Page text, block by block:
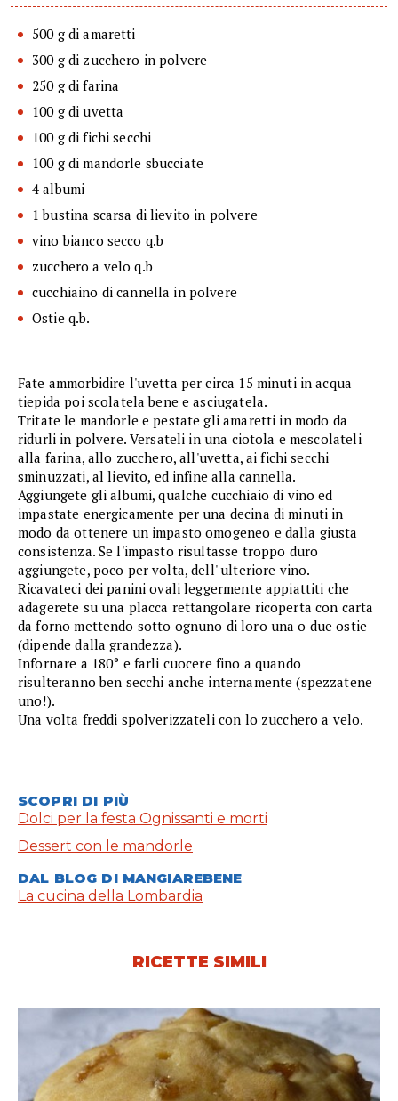
500 g di amaretti
300 g di zucchero in polvere
250 g di farina
100 g di uvetta
100 g di fichi secchi
100 g di mandorle sbucciate
4 albumi
1 bustina scarsa di lievito in polvere
vino bianco secco q.b
zucchero a velo q.b
cucchiaino di cannella in polvere
Ostie q.b.
Fate ammorbidire l'uvetta per circa 15 minuti in acqua
tiepida poi scolatela bene e asciugatela.
Tritate le mandorle e pestate gli amaretti in modo da
ridurli in polvere. Versateli in una ciotola e mescolateli
alla farina, allo zucchero, all'uvetta, ai fichi secchi
sminuzzati, al lievito, ed infine alla cannella.
Aggiungete gli albumi, qualche cucchiaio di vino ed
impastate energicamente per una decina di minuti in
modo da ottenere un impasto omogeneo e dalla giusta
consistenza. Se l'impasto risultasse troppo duro
aggiungete, poco per volta, dell' ulteriore vino.
Ricavateci dei panini ovali leggermente appiattiti che
adagerete su una placca rettangolare ricoperta con carta
da forno mettendo sotto ognuno di loro una o due ostie
(dipende dalla grandezza).
Infornare a 180° e farli cuocere fino a quando
risulteranno ben secchi anche internamente (spezzatene
uno!).
Una volta freddi spolverizzateli con lo zucchero a velo.
SCOPRI DI PIÙ
Dolci per la festa Ognissanti e morti
Dessert con le mandorle
DAL BLOG DI MANGIAREBENE
La cucina della Lombardia
RICETTE SIMILI